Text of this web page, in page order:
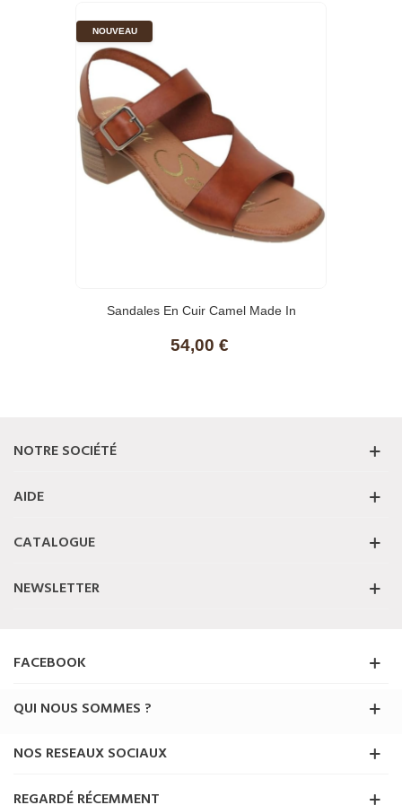
NOUVEAU
Sandales En Cuir Camel Made In
54,00 €
NOTRE SOCIÉTÉ
AIDE
CATALOGUE
NEWSLETTER
FACEBOOK
QUI NOUS SOMMES ?
NOS RESEAUX SOCIAUX
REGARDÉ RÉCEMMENT